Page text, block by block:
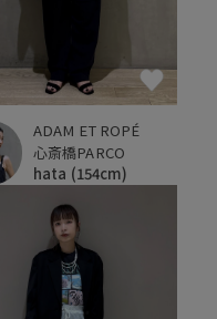
ADAM ET ROPÉ
心斎橋PARCO
hata (154cm)